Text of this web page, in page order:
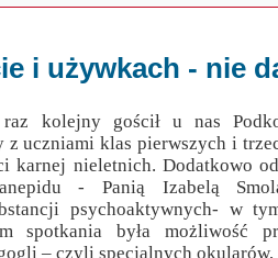
i używkach - nie
raz kolejny gościł u nas
uczniami klas pierwszych i
karnej nieletnich. Dodatkowo
- Panią Izabelą
psychoaktywnych- w
spotkania była możliwość
– czyli specjalnych
Praw Ucznia
wykłady
Zawodowy
PZiPP